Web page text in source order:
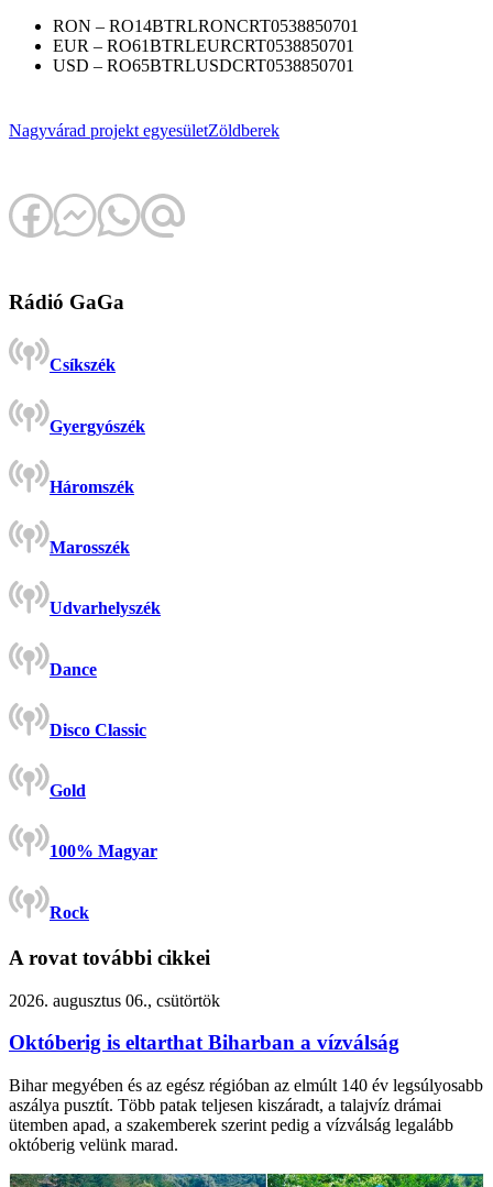
RON – RO14BTRLRONCRT0538850701
EUR – RO61BTRLEURCRT0538850701
USD – RO65BTRLUSDCRT0538850701
Nagyvárad projekt egyesületZöldberek
Rádió GaGa
Csíkszék
Gyergyószék
Háromszék
Marosszék
Udvarhelyszék
Dance
Disco Classic
Gold
100% Magyar
Rock
A rovat további cikkei
2026. augusztus 06., csütörtök
Októberig is eltarthat Biharban a vízválság
Bihar megyében és az egész régióban az elmúlt 140 év legsúlyosabb
aszálya pusztít. Több patak teljesen kiszáradt, a talajvíz drámai
ütemben apad, a szakemberek szerint pedig a vízválság legalább
októberig velünk marad.